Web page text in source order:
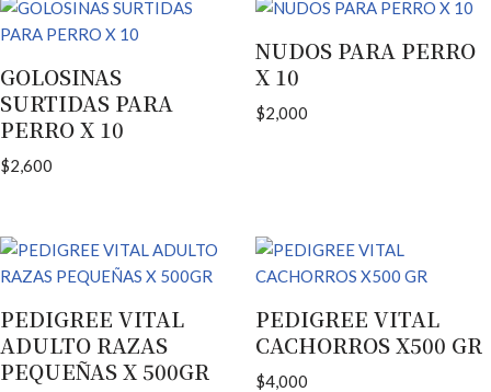
GOLOSINAS
SURTIDAS PARA
PERRO X 10
$2,600
NUDOS PARA PERRO
X 10
$2,000
PEDIGREE VITAL
ADULTO RAZAS
PEQUEÑAS X 500GR
PEDIGREE VITAL
CACHORROS X500 GR
$4,000